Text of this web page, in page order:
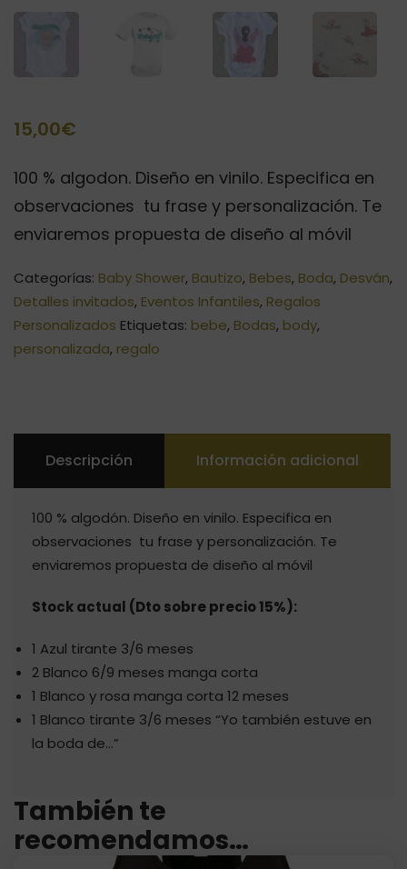
15,00€
100 % algodon. Diseño en vinilo. Especifica en
observaciones tu frase y personalización. Te
enviaremos propuesta de diseño al móvil
Categorías: Baby Shower, Bautizo, Bebes, Boda, Desván,
Detalles invitados, Eventos Infantiles, Regalos
Personalizados Etiquetas: bebe, Bodas, body,
personalizada, regalo
Descripción Información adicional
100 % algodón. Diseño en vinilo. Especifica en
observaciones tu frase y personalización. Te
enviaremos propuesta de diseño al móvil
Stock actual (Dto sobre precio 15%):
1 Azul tirante 3/6 meses
2 Blanco 6/9 meses manga corta
1 Blanco y rosa manga corta 12 meses
1 Blanco tirante 3/6 meses “Yo también estuve en
la boda de…”
También te
recomendamos…